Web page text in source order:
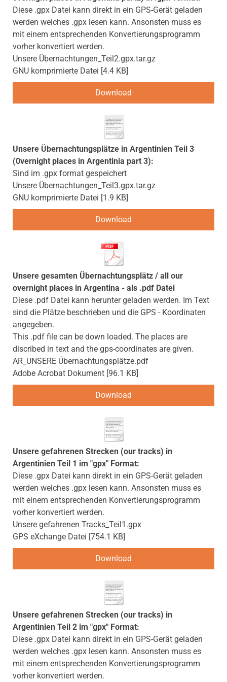
Diese .gpx Datei kann direkt in ein GPS-Gerät geladen
werden welches .gpx lesen kann. Ansonsten muss es
mit einem entsprechenden Konvertierungsprogramm
vorher konvertiert werden.
Unsere Übernachtungen_Teil2.gpx.tar.gz
GNU komprimierte Datei 4.4 KB
Download
Unsere Übernachtungsplätze in Argentinien Teil 3
(0vernight places in Argentinia part 3):
Sind im .gpx format gespeichert
Unsere Übernachtungen_Teil3.gpx.tar.gz
GNU komprimierte Datei 1.9 KB
Download
Unsere gesamten Übernachtungsplätz / all our
overnight places in Argentina - als .pdf Datei
Diese .pdf Datei kann herunter geladen werden. Im Text
sind die Plätze beschrieben und die GPS - Koordinaten
angegeben.
This .pdf file can be down loaded. The places are
discribed in text and the gps-coordinates are given.
AR_UNSERE Übernachtungsplätze.pdf
Adobe Acrobat Dokument 96.1 KB
Download
Unsere gefahrenen Strecken (our tracks) in
Argentinien Teil 1 im "gpx" Format:
Diese .gpx Datei kann direkt in ein GPS-Gerät geladen
werden welches .gpx lesen kann. Ansonsten muss es
mit einem entsprechenden Konvertierungsprogramm
vorher konvertiert werden.
Unsere gefahrenen Tracks_Teil1.gpx
GPS eXchange Datei 754.1 KB
Download
Unsere gefahrenen Strecken (our tracks) in
Argentinien Teil 2 im "gpx" Format:
Diese .gpx Datei kann direkt in ein GPS-Gerät geladen
werden welches .gpx lesen kann. Ansonsten muss es
mit einem entsprechenden Konvertierungsprogramm
vorher konvertiert werden.